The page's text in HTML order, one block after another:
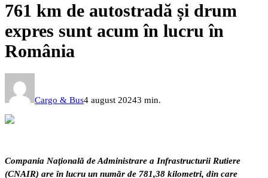
761 km de autostradă și drum
expres sunt acum în lucru în
România
Cargo & Bus4 august 20243 min.
Compania Naţională de Administrare a Infrastructurii Rutiere
(CNAIR) are în lucru un număr de 781,38 kilometri, din care